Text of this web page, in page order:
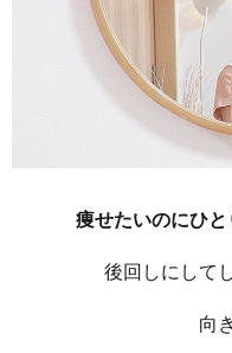
痩せたいのにひ
後回しにして
向